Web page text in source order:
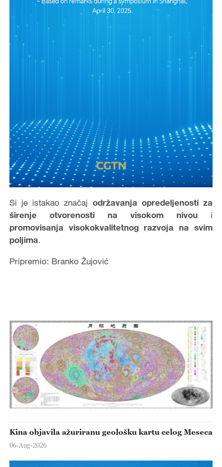
Si je istakao značaj održavanja opredeljenosti za
širenje otvorenosti na visokom nivou i
promovisanja visokokvalitetnog razvoja na svim
poljima.
Pripremio: Branko Žujović
Kina objavila ažuriranu geološku kartu celog Meseca
06-Aug-2026